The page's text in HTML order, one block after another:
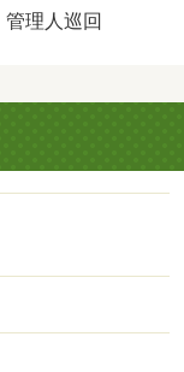
勤務形態：巡
行に便利です！
す。・バイク置
16500円
理人巡回